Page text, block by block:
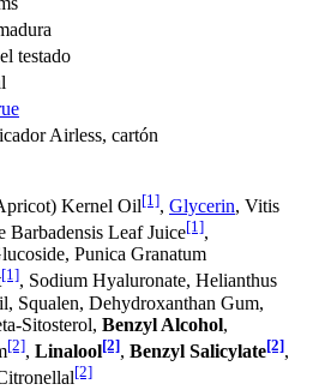
testado
Airless, cartón
Kernel Oil[1], Glycerin, Vitis
Barbadensis Leaf Juice[1],
Punica Granatum
[1], Sodium Hyaluronate, Helianthus
Squalen, Dehydroxanthan Gum,
Sitosterol, Benzyl Alcohol,
[2], Linalool[2], Benzyl Salicylate[2],
[2]